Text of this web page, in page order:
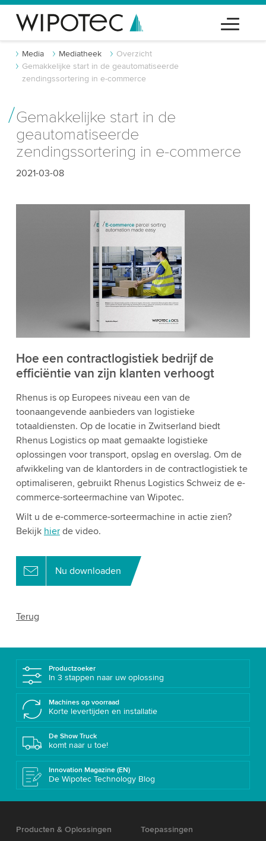
Media Mediatheek
Overzicht
Gemakkelijke start in de geautomatiseerde
zendingssortering in e-commerce
Gemakkelijke start in de
geautomatiseerde
zendingssortering in e-commerce
2021-03-08
Hoe een contractlogistiek bedrijf de
efficiëntie van zijn klanten verhoogt
Rhenus is op Europees niveau een van de
toonaangevende aanbieders van logistieke
totaaldiensten. Op de locatie in Zwitserland biedt
Rhenus Logistics op maat gemaakte logistieke
oplossingen voor transport, opslag en overslag. Om de
afwikkeling van de klantorders in de contractlogistiek te
optimaliseren, gebruikt Rhenus Logistics Schweiz de e-
commerce-sorteermachine van Wipotec.
Wilt u de e-commerce-sorteermachine in actie zien?
Bekijk hierde video.
Nu downloaden
Terug
Productzoeker
In 3 stappen naar uw oplossing
Machines op voorraad
Korte levertijden en installatie
De Show Truck
komt naar u toe!
Innovation Magazine (EN)
De Wipotec Technology Blog
Producten & Oplossingen
Toepassingen